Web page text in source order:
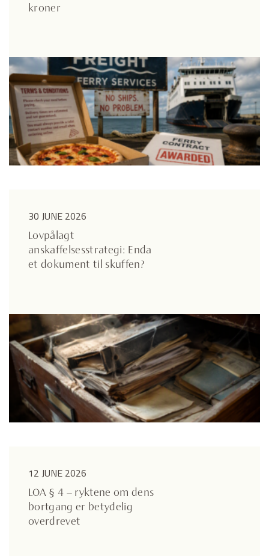
kroner
30 JUNE 2026
Lovpålagt
anskaffelsesstrategi: Enda
et dokument til skuffen?
12 JUNE 2026
LOA § 4 – ryktene om dens
bortgang er betydelig
overdrevet